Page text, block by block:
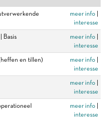
meer info
interesse
Basis meer info
interesse
en tillen) meer info
interesse
meer info
interesse
meer info
interesse